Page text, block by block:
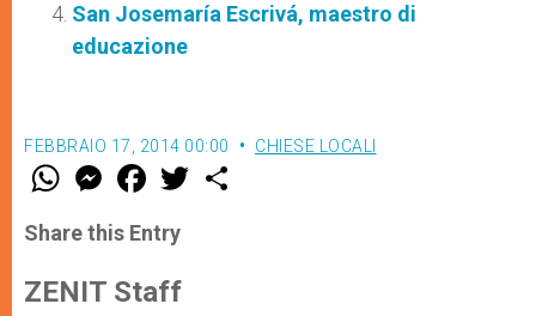
San Josemaría Escrivá, maestro di
educazione
FEBBRAIO 17, 2014 00:00 CHIESE LOCALI
W
t
s
p
p
M
e
s
e
g
e
F
a
e
b
o
k
w
Share this Entry
ZENIT Staff